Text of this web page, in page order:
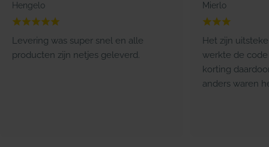
Hengelo
Levering was super snel en alle
producten zijn netjes geleverd.
Mierlo
Het zijn
werkte de code
korting
anders waren